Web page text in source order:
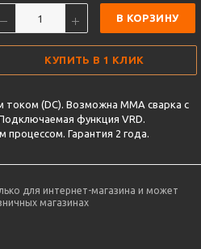
В КОРЗИНУ
КУПИТЬ В 1 КЛИК
током (DC). Возможна ММА сварка с
функция VRD.
процессом. Гарантия 2 года.
для интернет-магазина и может
магазинах